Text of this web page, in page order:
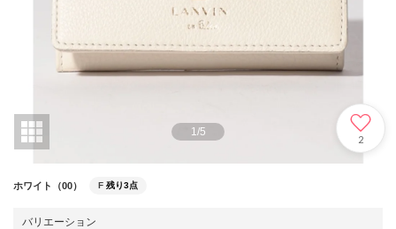
1/5
2
ホワイト（00） F 残り3点
バリエーション